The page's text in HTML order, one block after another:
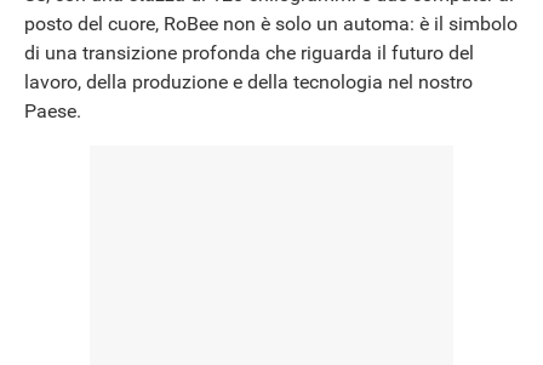
posto del cuore, RoBee non è solo un automa: è il simbolo
di una transizione profonda che riguarda il futuro del
lavoro, della produzione e della tecnologia nel nostro
Paese.